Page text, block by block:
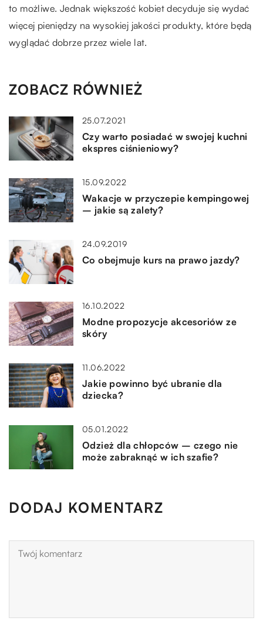
to możliwe. Jednak większość kobiet decyduje się wydać
więcej pieniędzy na wysokiej jakości produkty, które będą
wyglądać dobrze przez wiele lat.
ZOBACZ RÓWNIEŻ
25.07.2021
Czy warto posiadać w swojej kuchni
ekspres ciśnieniowy?
15.09.2022
Wakacje w przyczepie kempingowej
– jakie są zalety?
24.09.2019
Co obejmuje kurs na prawo jazdy?
16.10.2022
Modne propozycje akcesoriów ze
skóry
11.06.2022
Jakie powinno być ubranie dla
dziecka?
05.01.2022
Odzież dla chłopców – czego nie
może zabraknąć w ich szafie?
DODAJ KOMENTARZ